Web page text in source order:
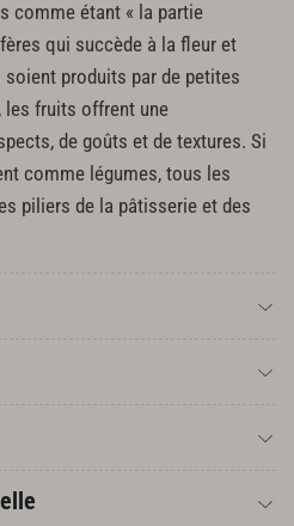
comme étant « la partie
qui succède à la fleur et
soient produits par de petites
les fruits offrent une
de goûts et de textures. Si
comme légumes, tous les
piliers de la pâtisserie et des